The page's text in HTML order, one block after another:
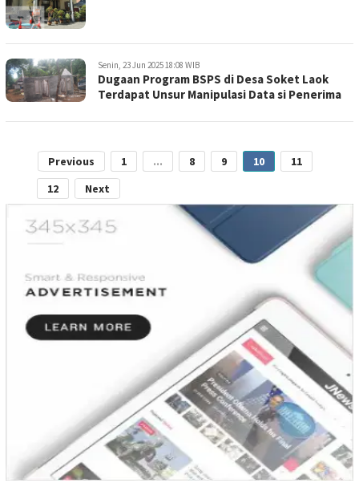
Senin, 23 Jun 2025 18:08 WIB
Dugaan Program BSPS di Desa Soket Laok
Terdapat Unsur Manipulasi Data si Penerima
Previous 1 ... 8 9 10
11
12
Next